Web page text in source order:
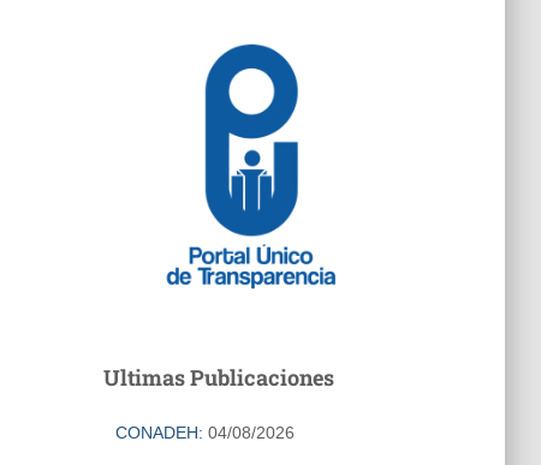
Ultimas Publicaciones
CONADEH: 04/08/2026